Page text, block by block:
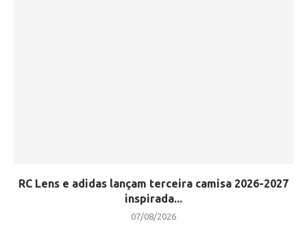
RC Lens e adidas lançam terceira camisa 2026-2027
inspirada...
07/08/2026